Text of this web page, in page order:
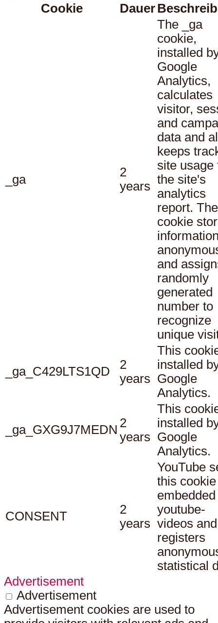
Cookie
Dauer
_ga
2
years
The _ga
cookie,
installed
Google
Analytics,
calculates
visitor,
and
data and
keeps
site usage
the site's
analytics
report. The
cookie
and
randomly
generated
number to
recognize
unique
_ga_C429LTS1QD
2
years
This
installed
Google
Analytics.
_ga_GXG9J7MEDN 2
years
This
installed
Google
Analytics.
CONSENT
2
years
YouTube
this
embedded
youtube-
videos and
registers
statistical
Advertisement
Advertisement
Advertisement cookies are used to